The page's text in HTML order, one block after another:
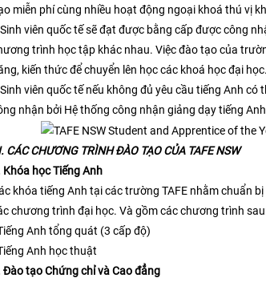
miễn phí cùng nhiều hoạt động ngoại khoá thú vị
viên quốc tế sẽ đạt được bằng cấp được công
trình học tập khác nhau. Việc đào tạo của
kiến thức để chuyển lên học các khoá học đại học.
viên quốc tế nếu không đủ yêu cầu tiếng Anh
nhận bởi Hệ thống công nhận giảng dạy tiếng
CÁC CHƯƠNG TRÌNH ĐÀO TẠO CỦA TAFE NSW
Khóa học Tiếng Anh
khóa tiếng Anh tại các trường TAFE nhằm chuẩn
chương trình đại học. Và gồm các chương trình
Anh tổng quát (3 cấp độ)
Anh học thuật
Đào tạo Chứng chỉ và Cao đẳng